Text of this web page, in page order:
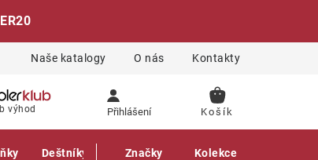
Naše katalogy O nás Kontakty
výhod Přihlášení
NÁKUPNÍ
Deštníky Gastro produkty
Značky Kolekce